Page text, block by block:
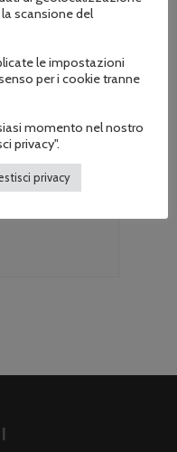
scansione del
le impostazioni
per i cookie tranne
momento nel nostro
privacy".
privacy